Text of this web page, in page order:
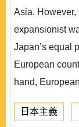
Asia.
expansionist
Japan’s equal
European
hand,
日本主義